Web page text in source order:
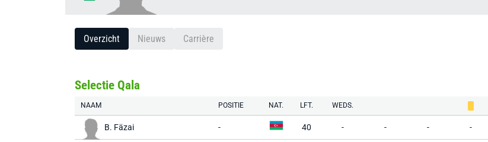
Overzicht Nieuws Carrière
Selectie Qala
NAAM POSITIE NAT. LFT. WEDS.
B. Fäzai - 40 - - - -